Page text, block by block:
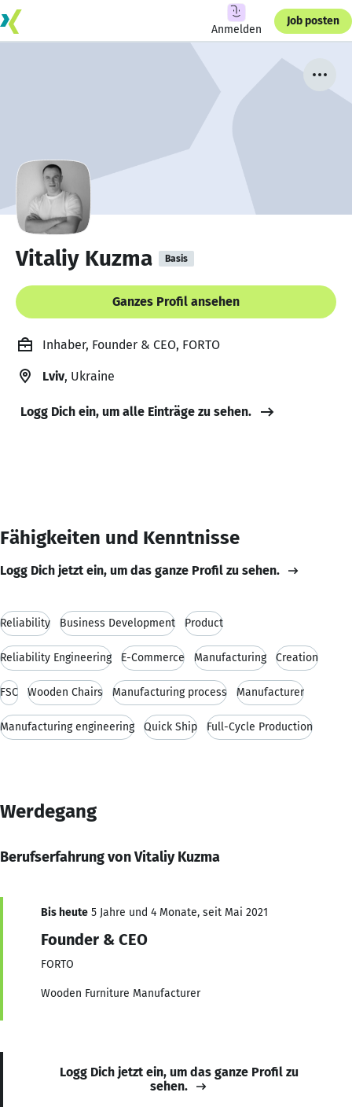
Anmelden
Job posten
Vitaliy Kuzma Basis
Ganzes Profil ansehen
Inhaber, Founder & CEO, FORTO
Lviv, Ukraine
Logg Dich ein, um alle Einträge zu sehen.
Fähigkeiten und Kenntnisse
Logg Dich jetzt ein, um das ganze Profil zu sehen.
Reliability Business Development Product
Reliability Engineering E-Commerce Manufacturing Creation
FSC Wooden Chairs Manufacturing process Manufacturer
Manufacturing engineering Quick Ship Full-Cycle Production
Werdegang
Berufserfahrung von Vitaliy Kuzma
Bis heute 5 Jahre und 4 Monate, seit Mai 2021
Founder & CEO
FORTO
Wooden Furniture Manufacturer
Logg Dich jetzt ein, um das ganze Profil zu
sehen.